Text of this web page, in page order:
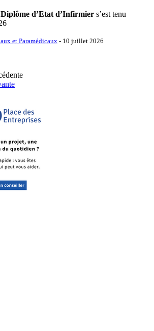
Diplôme d’Etat d’Infirmier s’est tenu
et Paramédicaux - 10 juillet 2026